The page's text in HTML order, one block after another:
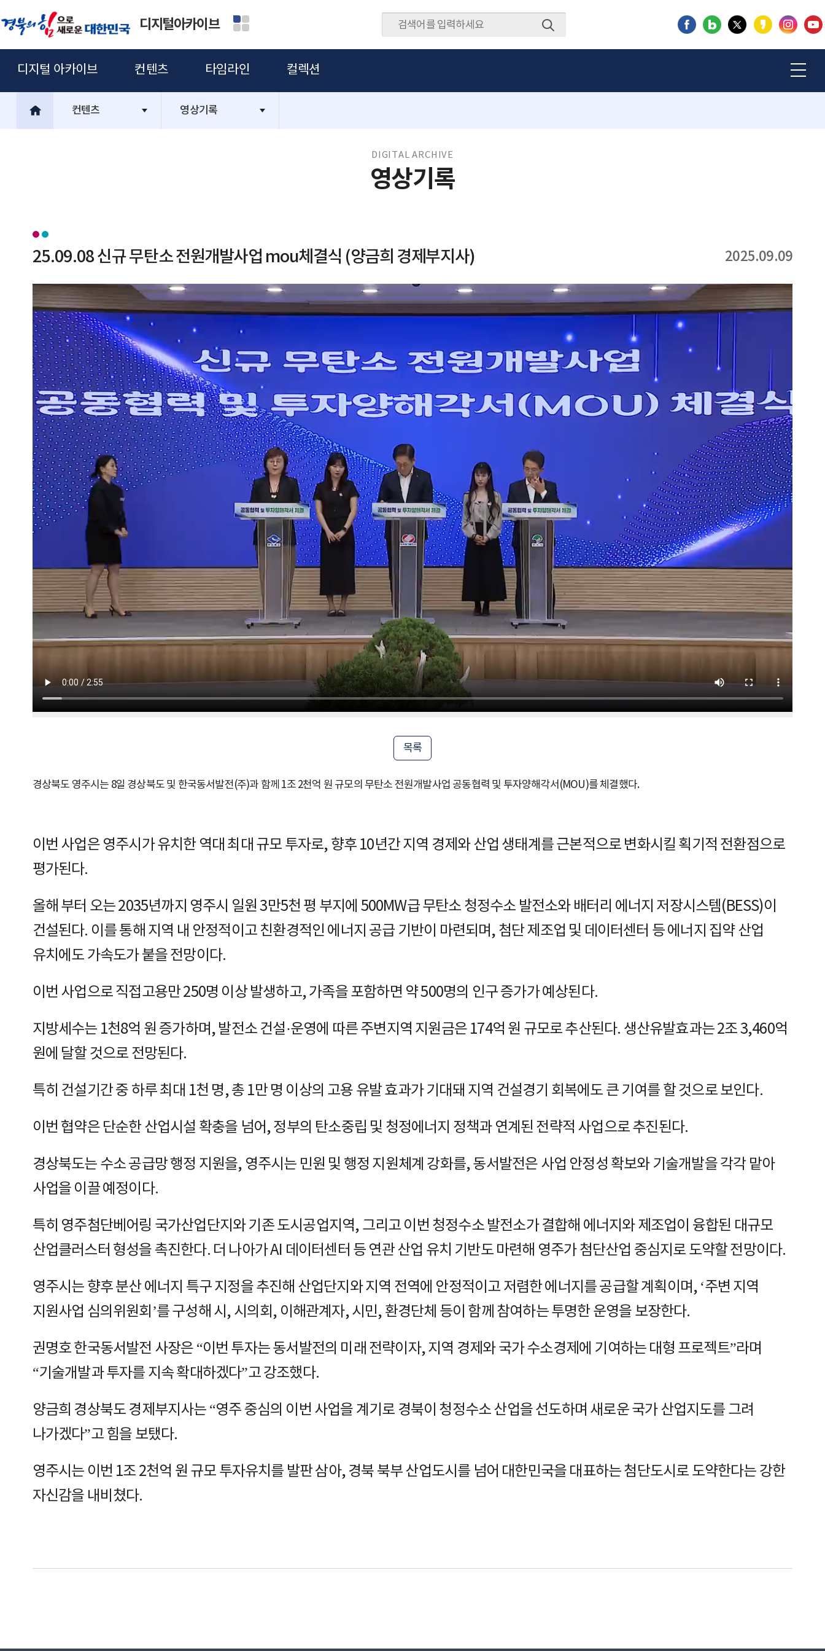
디지털아카이브
디지털 아카이브 컨텐츠 타임라인 컬렉션
컨텐츠 영상기록
DIGITAL ARCHIVE
영상기록
25.09.08 신규 무탄소 전원개발사업 mou체결식 (양금희 경제부지사) 2025.09.09
목록
경상북도 영주시는 8일 경상북도 및 한국동서발전(주)과 함께 1조 2천억 원 규모의 무탄소 전원개발사업 공동협력 및 투자양해각서(MOU)를 체결했다.
이번 사업은 영주시가 유치한 역대 최대 규모 투자로, 향후 10년간 지역 경제와 산업 생태계를 근본적으로 변화시킬 획기적 전환점으로
평가된다.
올해 부터 오는 2035년까지 영주시 일원 3만5천 평 부지에 500MW급 무탄소 청정수소 발전소와 배터리 에너지 저장시스템(BESS)이
건설된다. 이를 통해 지역 내 안정적이고 친환경적인 에너지 공급 기반이 마련되며, 첨단 제조업 및 데이터센터 등 에너지 집약 산업
유치에도 가속도가 붙을 전망이다.
이번 사업으로 직접고용만 250명 이상 발생하고, 가족을 포함하면 약 500명의 인구 증가가 예상된다.
지방세수는 1천8억 원 증가하며, 발전소 건설·운영에 따른 주변지역 지원금은 174억 원 규모로 추산된다. 생산유발효과는 2조 3,460억
원에 달할 것으로 전망된다.
특히 건설기간 중 하루 최대 1천 명, 총 1만 명 이상의 고용 유발 효과가 기대돼 지역 건설경기 회복에도 큰 기여를 할 것으로 보인다.
이번 협약은 단순한 산업시설 확충을 넘어, 정부의 탄소중립 및 청정에너지 정책과 연계된 전략적 사업으로 추진된다.
경상북도는 수소 공급망 행정 지원을, 영주시는 민원 및 행정 지원체계 강화를, 동서발전은 사업 안정성 확보와 기술개발을 각각 맡아
사업을 이끌 예정이다.
특히 영주첨단베어링 국가산업단지와 기존 도시공업지역, 그리고 이번 청정수소 발전소가 결합해 에너지와 제조업이 융합된 대규모
산업클러스터 형성을 촉진한다. 더 나아가 AI 데이터센터 등 연관 산업 유치 기반도 마련해 영주가 첨단산업 중심지로 도약할 전망이다.
영주시는 향후 분산 에너지 특구 지정을 추진해 산업단지와 지역 전역에 안정적이고 저렴한 에너지를 공급할 계획이며, ‘주변 지역
지원사업 심의위원회’를 구성해 시, 시의회, 이해관계자, 시민, 환경단체 등이 함께 참여하는 투명한 운영을 보장한다.
권명호 한국동서발전 사장은 “이번 투자는 동서발전의 미래 전략이자, 지역 경제와 국가 수소경제에 기여하는 대형 프로젝트”라며
“기술개발과 투자를 지속 확대하겠다”고 강조했다.
양금희 경상북도 경제부지사는 “영주 중심의 이번 사업을 계기로 경북이 청정수소 산업을 선도하며 새로운 국가 산업지도를 그려
나가겠다”고 힘을 보탰다.
영주시는 이번 1조 2천억 원 규모 투자유치를 발판 삼아, 경북 북부 산업도시를 넘어 대한민국을 대표하는 첨단도시로 도약한다는 강한
자신감을 내비쳤다.